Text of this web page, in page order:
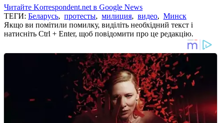
Читайте Korrespondent.net в Google News
ТЕГИ: Беларусь, протесты, милиция, видео, Минск
Якщо ви помітили помилку, виділіть необхідний текст і
натисніть Ctrl + Enter, щоб повідомити про це редакцію.